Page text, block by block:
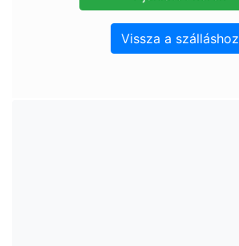
Vissza a szálláshoz